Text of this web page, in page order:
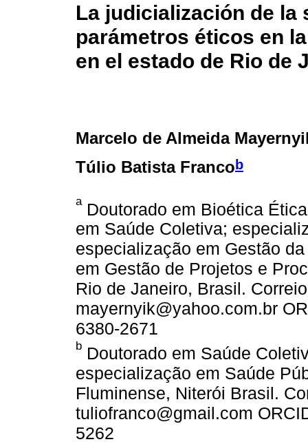
La judicialización de
parámetros éticos en
en el estado de Rio de
Marcelo de Almeida
Túlio Batista Franco b
aDoutorado em Bioética
em Saúde Coletiva;
especialização em Gestão
em Gestão de Projetos e
Rio de Janeiro, Brasil.
mayernyik@yahoo.com.br
6380-2671
b Doutorado em Saúde
especialização em Saúde
Fluminense, Niterói Brasil.
tuliofranco@gmail.com
5262